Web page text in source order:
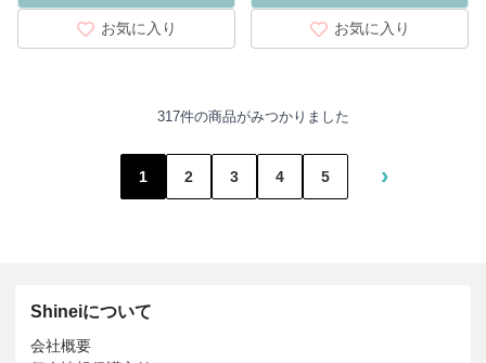
お気に入り お気に入り
317件の商品がみつかりました
1 2 3 4 5 ›
Shineiについて
会社概要